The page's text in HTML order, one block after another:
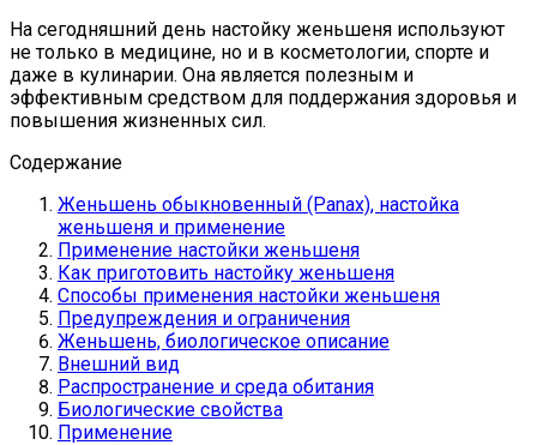
На сегодняшний день настойку женьшеня используют
не только в медицине, но и в косметологии, спорте и
даже в кулинарии. Она является полезным и
эффективным средством для поддержания здоровья и
повышения жизненных сил.
Содержание
Женьшень обыкновенный (Panax), настойка
женьшеня и применение
Применение настойки женьшеня
Как приготовить настойку женьшеня
Способы применения настойки женьшеня
Предупреждения и ограничения
Женьшень, биологическое описание
Внешний вид
Распространение и среда обитания
Биологические свойства
Применение